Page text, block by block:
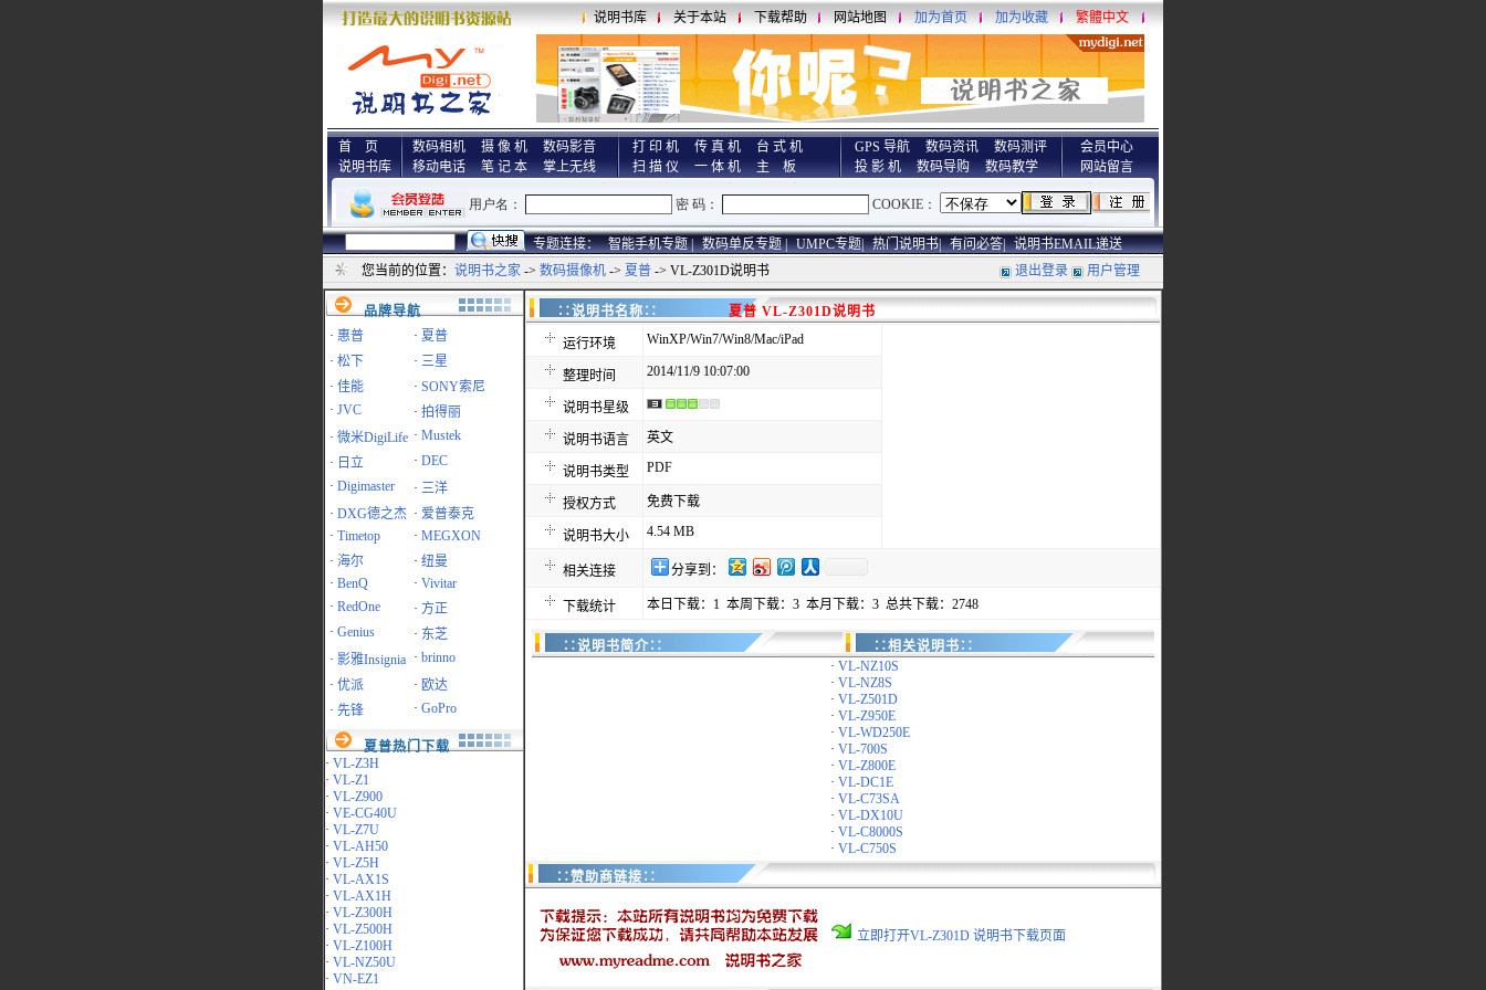
说明书库 关于本站 下载帮助 网站地图 加为首页 加为收藏 繁體中文
首 页
说明书库
数码相机 摄 像 机
数码影音
移动电话
笔 记 本 掌上无线
打 印 机 传 真 机
台 式 机
扫 描 仪
一 体 机 主 板
GPS 导航 数码资讯
数码测评
投 影 机
数码导购 数码教学
会员中心
网站留言
专题连接： 智能手机专题 | 数码单反专题 | UMPC专题| 热门说明书| 有问必答| 说明书EMAIL递送
您当前的位置： 说明书之家 -> 数码摄像机 -> 夏普 -> VL-Z301D说明书 退出登录 用户管理
品牌导航
· 惠普 · 夏普
· 松下 · 三星
· 佳能 · SONY索尼
· JVC · 拍得丽
· 微米DigiLife · Mustek
· 日立 · DEC
· Digimaster · 三洋
· DXG德之杰 · 爱普泰克
· Timetop · MEGXON
· 海尔 · 纽曼
· BenQ · Vivitar
· RedOne · 方正
· Genius · 东芝
· 影雅Insignia · brinno
· 优派 · 欧达
· 先锋 · GoPro
夏普热门下载
· VL-Z3H
· VL-Z1
· VL-Z900
· VE-CG40U
· VL-Z7U
· VL-AH50
· VL-Z5H
· VL-AX1S
· VL-AX1H
· VL-Z300H
· VL-Z500H
· VL-Z100H
· VL-NZ50U
· VN-EZ1
∷说明书名称∷ 夏普 VL-Z301D说明书
运行环境 WinXP/Win7/Win8/Mac/iPad
整理时间 2014/11/9 10:07:00
说明书星级
说明书语言 英文
说明书类型 PDF
授权方式 免费下载
说明书大小 4.54 MB
相关连接 分享到：
下载统计 本日下载：1 本周下载：3 本月下载：3 总共下载：2748
∷说明书简介∷
∷相关说明书∷
· VL-NZ10S
· VL-NZ8S
· VL-Z501D
· VL-Z950E
· VL-WD250E
· VL-700S
· VL-Z800E
· VL-DC1E
· VL-C73SA
· VL-DX10U
· VL-C8000S
· VL-C750S
∷赞助商链接∷
立即打开VL-Z301D 说明书下载页面